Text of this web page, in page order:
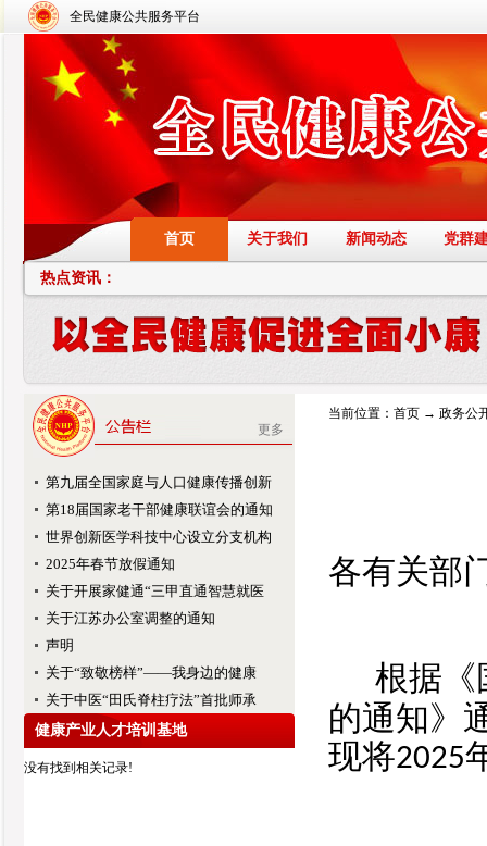
全民健康公共服务平台
首页 关于我们 新闻动态 党群
热点资讯：
更多
第九届全国家庭与人口健康传播创新
第18届国家老干部健康联谊会的通知
世界创新医学科技中心设立分支机构
2025年春节放假通知
关于开展家健通“三甲直通智慧就医
关于江苏办公室调整的通知
声明
关于“致敬榜样”——我身边的健康
关于中医“田氏脊柱疗法”首批师承
健康产业人才培训基地
没有找到相关记录!
当前位置： 首页 → 政务公
各有关部
根据《
的通知》
现将2025